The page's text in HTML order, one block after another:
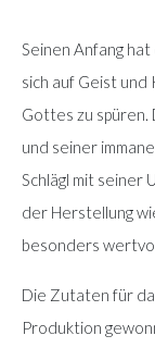
Seinen Anfang
sich auf Geist
Gottes zu spüren.
und seiner
Schlägl mit seiner
der Herstellung
besonders
Die Zutaten für
Produktion